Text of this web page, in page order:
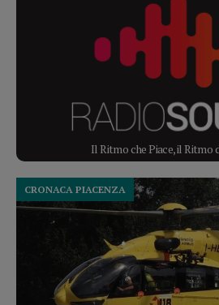
Il Ritmo che Piace, il Ritmo
CRONACA PIACENZA